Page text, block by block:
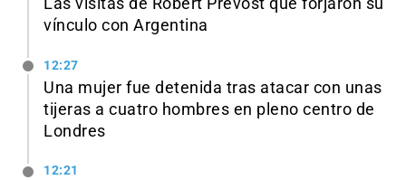
vínculo con Argentina
12:27
Una mujer fue detenida tras atacar con unas
tijeras a cuatro hombres en pleno centro de
Londres
12:21